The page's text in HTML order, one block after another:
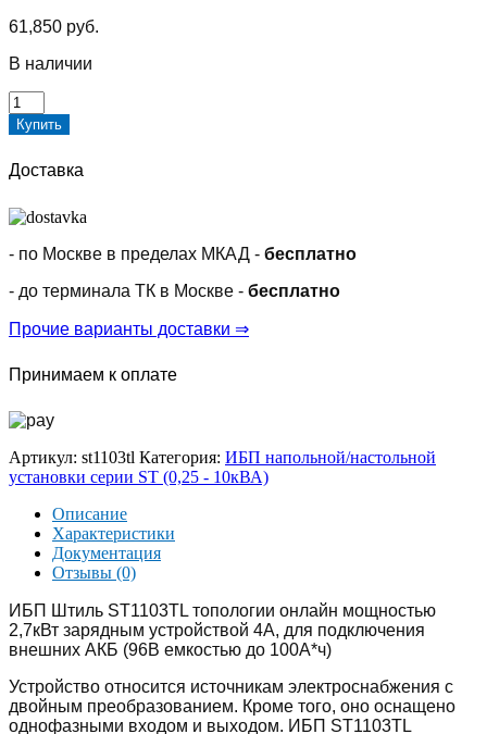
61,850 руб.
В наличии
Количество
товара
Источник
питания
ST1103TL
под
АБ
Купить
Доставка
- по Москве в пределах МКАД - бесплатно
- до терминала ТК в Москве - бесплатно
Прочие варианты доставки ⇒
Принимаем к оплате
Артикул: st1103tl Категория: ИБП напольной/настольной
установки серии ST (0,25 - 10кВА)
Описание
Характеристики
Документация
Отзывы (0)
ИБП Штиль ST1103TL топологии онлайн мощностью
2,7кВт зарядным устройствой 4А, для подключения
внешних АКБ (96В емкостью до 100А*ч)
Устройство относится источникам электроснабжения с
двойным преобразованием. Кроме того, оно оснащено
однофазными входом и выходом. ИБП ST1103TL